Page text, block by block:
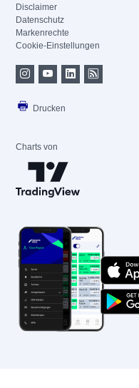
Disclaimer
Datenschutz
Markenrechte
Cookie-Einstellungen
Drucken
Charts von